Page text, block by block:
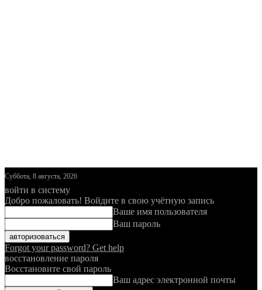
Суббота, 8 августа, 2026
войти в систему
Добро пожаловать! Войдите в свою учётную запись
Ваше имя пользователя
Ваш пароль
Forgot your password? Get help
восстановление пароля
Восстановите свой пароль
Ваш адрес электронной почты